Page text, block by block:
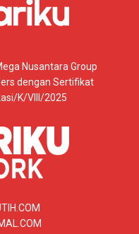
Nusantara Group
dengan Sertifikat
K/VIII/2025